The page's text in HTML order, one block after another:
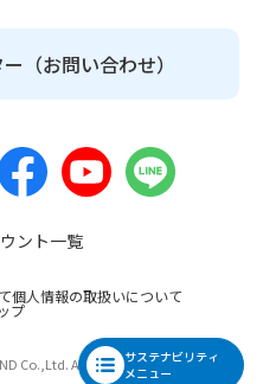
サステナビリティ
メニュー
（お問い合わせ）
ント一覧
個人情報の取扱いについて
プ
Co.,Ltd. All Rights Reserved